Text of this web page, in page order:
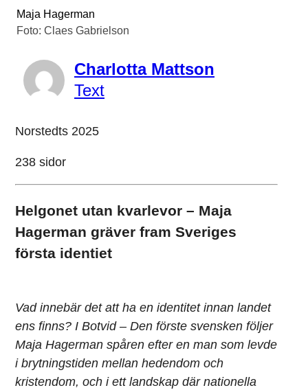
Maja Hagerman
Foto: Claes Gabrielson
Charlotta Mattson
Text
Norstedts 2025
238 sidor
Helgonet utan kvarlevor – Maja
Hagerman gräver fram Sveriges
första identiet
Vad innebär det att ha en identitet innan landet
ens finns? I Botvid – Den förste svensken följer
Maja Hagerman spåren efter en man som levde
i brytningstiden mellan hedendom och
kristendom, och i ett landskap där nationella